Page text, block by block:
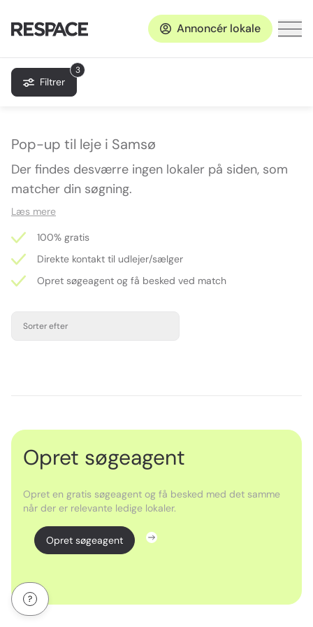
Annoncér lokale
3
Filtrer
Pop-up til leje i Samsø
Der findes desværre ingen lokaler på siden, som
matcher din søgning.
Læs mere
100% gratis
Direkte kontakt til udlejer/sælger
Opret søgeagent og få besked ved match
Sorter efter
Opret søgeagent
Opret en gratis søgeagent og få besked med det samme
når der er relevante ledige lokaler.
Opret søgeagent